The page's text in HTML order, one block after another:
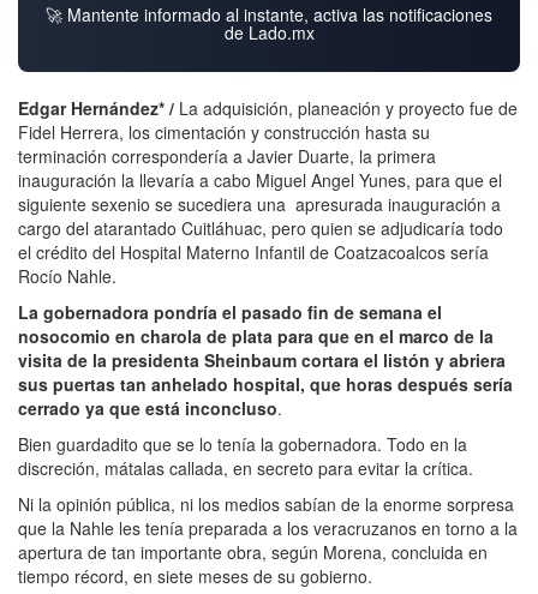
🚀 Mantente informado al instante, activa las notificaciones
de Lado.mx
Edgar Hernández* / La adquisición, planeación y proyecto fue de
Fidel Herrera, los cimentación y construcción hasta su
terminación correspondería a Javier Duarte, la primera
inauguración la llevaría a cabo Miguel Angel Yunes, para que el
siguiente sexenio se sucediera una apresurada inauguración a
cargo del atarantado Cuitláhuac, pero quien se adjudicaría todo
el crédito del Hospital Materno Infantil de Coatzacoalcos sería
Rocío Nahle.
La gobernadora pondría el pasado fin de semana el
nosocomio en charola de plata para que en el marco de la
visita de la presidenta Sheinbaum cortara el listón y abriera
sus puertas tan anhelado hospital, que horas después sería
cerrado ya que está inconcluso.
Bien guardadito que se lo tenía la gobernadora. Todo en la
discreción, mátalas callada, en secreto para evitar la crítica.
Ni la opinión pública, ni los medios sabían de la enorme sorpresa
que la Nahle les tenía preparada a los veracruzanos en torno a la
apertura de tan importante obra, según Morena, concluida en
tiempo récord, en siete meses de su gobierno.